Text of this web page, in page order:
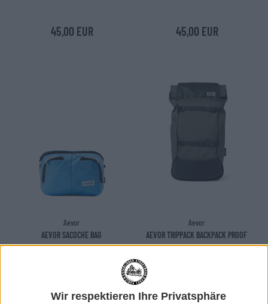
Wir respektieren Ihre Privatsphäre
45,00 EUR 45,00 EUR
Aevor
AEVOR SACOCHE BAG
Aevor
AEVOR TRIPPACK BACKPACK PROOF